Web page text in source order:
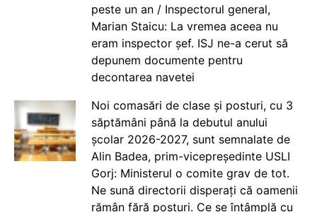
peste un an / Inspectorul general,
Marian Staicu: La vremea aceea nu
eram inspector șef. ISJ ne-a cerut să
depunem documente pentru
decontarea navetei
Noi comasări de clase și posturi, cu 3
săptămâni până la debutul anului
școlar 2026-2027, sunt semnalate de
Alin Badea, prim-vicepreședinte USLI
Gorj: Ministerul o comite grav de tot.
Ne sună directorii disperați că oamenii
rămân fără posturi. Ce se întâmplă cu